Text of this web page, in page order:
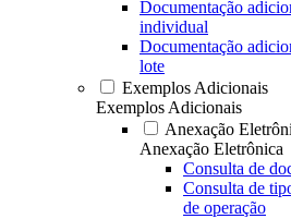
Documentação
individual
Documentação
lote
Exemplos Adicionais
Exemplos Adicionais
Anexação
Anexação Eletrônica
Consulta de
Consulta de
de operação